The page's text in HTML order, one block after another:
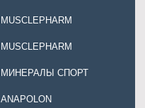
MUSCLEPHARM
MUSCLEPHARM
МИНЕРАЛЫ СПОРТ
ANAPOLON